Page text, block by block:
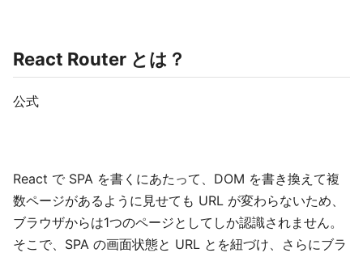
React Router とは？
公式
React で SPA を書くにあたって、DOM を書き換えて複
数ページがあるように見せても URL が変わらないため、
ブラウザからは1つのページとしてしか認識されません。
そこで、SPA の画面状態と URL とを紐づけ、さらにブラ